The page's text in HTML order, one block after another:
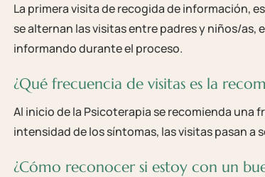
La primera visita de recogida de información,
se alternan las visitas entre padres y niños/as,
informando durante el proceso.
¿Qué frecuencia de visitas es la
Al inicio de la Psicoterapia se recomienda una
intensidad de los síntomas, las visitas pasan a
¿Cómo reconocer si estoy con un